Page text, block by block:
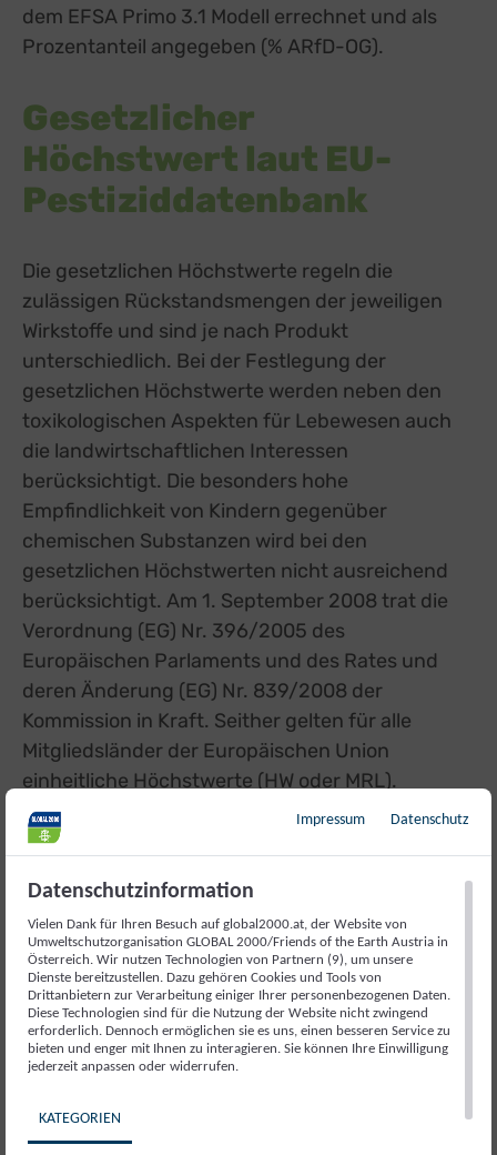
dem EFSA Primo 3.1 Modell errechnet und als
Prozentanteil angegeben (% ARfD-OG).
Gesetzlicher
Höchstwert laut EU-
Pestiziddatenbank
Die gesetzlichen Höchstwerte regeln die
zulässigen Rückstandsmengen der jeweiligen
Wirkstoffe und sind je nach Produkt
unterschiedlich. Bei der Festlegung der
gesetzlichen Höchstwerte werden neben den
toxikologischen Aspekten für Lebewesen auch
die landwirtschaftlichen Interessen
berücksichtigt. Die besonders hohe
Empfindlichkeit von Kindern gegenüber
chemischen Substanzen wird bei den
gesetzlichen Höchstwerten nicht ausreichend
berücksichtigt. Am 1. September 2008 trat die
Verordnung (EG) Nr. 396/2005 des
Europäischen Parlaments und des Rates und
deren Änderung (EG) Nr. 839/2008 der
Kommission in Kraft. Seither gelten für alle
Mitgliedsländer der Europäischen Union
einheitliche Höchstwerte (HW oder MRL).
Die gesetzlichen Höchstwerte sind in der EU-
Verordnung VO (
EG) Nr. 396/2005 und deren
aktuellen EU-weit gültigen MRL's sind in derEU-
Pestiziddatenbankexternal link, opens in a new tab
für die einzelnen Wirkstoffe
bzw. Produkte zu finden.Für Wirkstoffe, die nicht
in der EU-Verordnung gelistet sind, gilt nach wie
vor die österreichische
Höchstwerteverordnung (SchäHöV). Ist für
solche Wirkstoffe auch in der SchäHöV kein
Impressum Datenschutz
Datenschutzinformation
Vielen Dank für Ihren Besuch auf global2000.at, der Website von
Umweltschutzorganisation GLOBAL 2000/Friends of the Earth Austria in
Österreich. Wir nutzen Technologien von Partnern (9), um unsere
Dienste bereitzustellen. Dazu gehören Cookies und Tools von
Drittanbietern zur Verarbeitung einiger Ihrer personenbezogenen Daten.
Diese Technologien sind für die Nutzung der Website nicht zwingend
erforderlich. Dennoch ermöglichen sie es uns, einen besseren Service zu
bieten und enger mit Ihnen zu interagieren. Sie können Ihre Einwilligung
jederzeit anpassen oder widerrufen.
KATEGORIEN